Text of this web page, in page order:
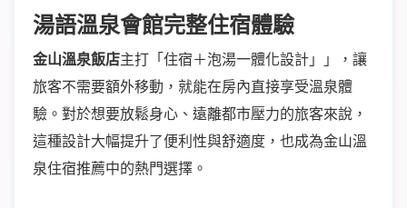
湯語溫泉會館完整住宿體驗
金山溫泉飯店主打「住宿＋泡湯一體化設計」」，讓
旅客不需要額外移動，就能在房內直接享受溫泉體
驗。對於想要放鬆身心、遠離都市壓力的旅客來說，
這種設計大幅提升了便利性與舒適度，也成為金山溫
泉住宿推薦中的熱門選擇。